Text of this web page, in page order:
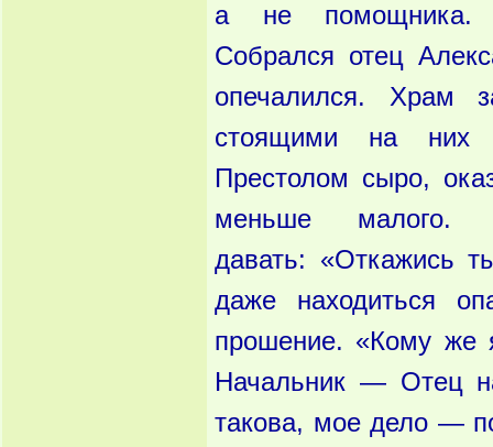
а не
Собрался отец
опечалился. Храм
стоящими на них
Престолом сыро,
меньше
давать: «Откажись
даже находиться
прошение. «Кому же
Начальник — Отец
такова, мое дело —